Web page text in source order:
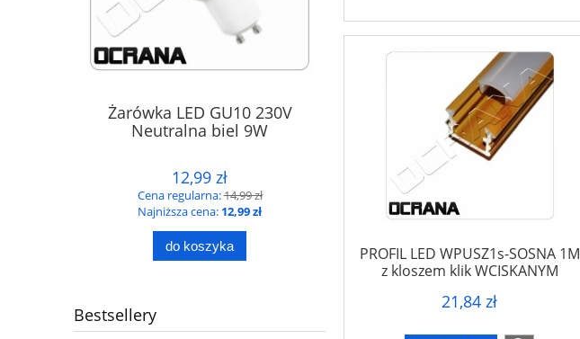
Żarówka LED GU10 230V
Neutralna biel 9W
12,99 zł
Cena regularna:14,99 zł
Najniższa cena: 12,99 zł
do koszyka
Bestsellery
PROFIL LED WPUSZ1s-SOSNA 1M
z kloszem klik WCISKANYM
21,84 zł